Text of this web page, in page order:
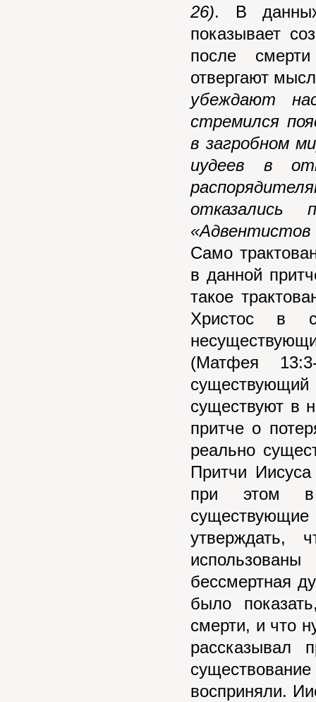
26). В
показывает
после
отвергают
убеждают
стремился
в загробном
иудеев в
Само
в данной
такое
Христос в
(Матфея
существуют в
притче о
реально
Притчи
при этом в
бессмертная
было
смерти, и что
рассказывал
восприняли.